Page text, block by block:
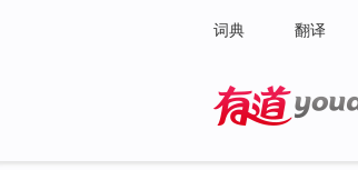
词典 翻译